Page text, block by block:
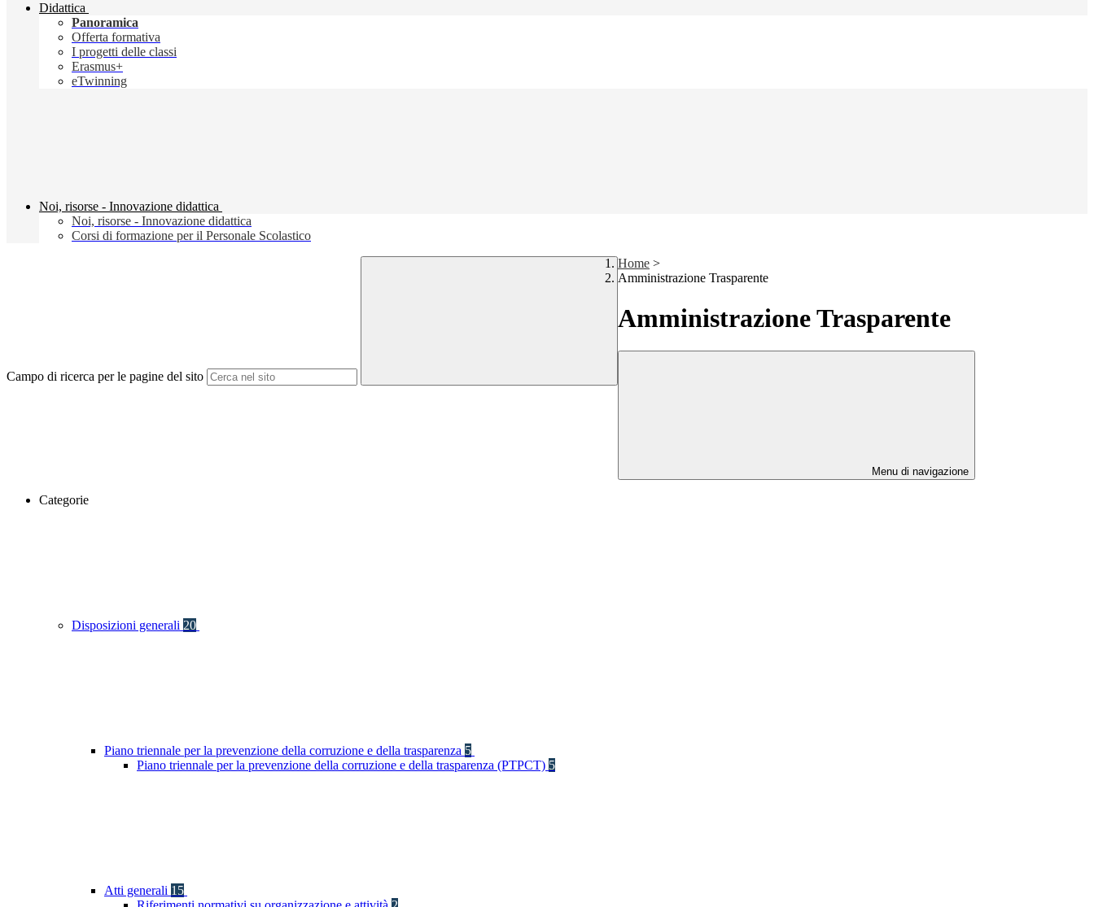
Didattica
Panoramica
Offerta formativa
I progetti delle classi
Erasmus+
eTwinning
Noi, risorse - Innovazione didattica
Noi, risorse - Innovazione didattica
Corsi di formazione per il Personale Scolastico
Campo di ricerca per le pagine del sito
Home >
Amministrazione Trasparente
Amministrazione Trasparente
Menu di navigazione
Categorie
Disposizioni generali 20
Piano triennale per la prevenzione della corruzione e della trasparenza 5
Piano triennale per la prevenzione della corruzione e della trasparenza (PTPCT) 5
Atti generali 15